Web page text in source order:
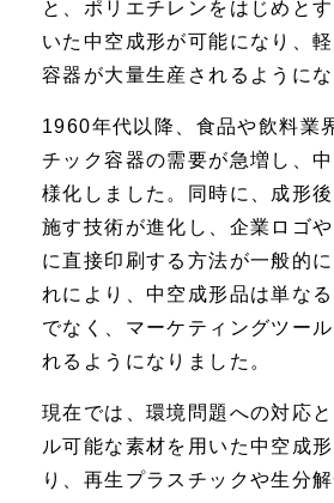
と、ポリエチレンをはじめと
いた中空成形が可能になり、
容器が大量生産されるようにな
1960年代以降、食品や飲料業
チック容器の需要が急増し、
様化しました。同時に、成形
施す技術が進化し、企業ロゴ
に直接印刷する方法が一般的
れにより、中空成形品は単な
でなく、マーケティングツー
れるようになりました。
現在では、環境問題への対応
ル可能な素材を用いた中空成
り、再生プラスチックや生分